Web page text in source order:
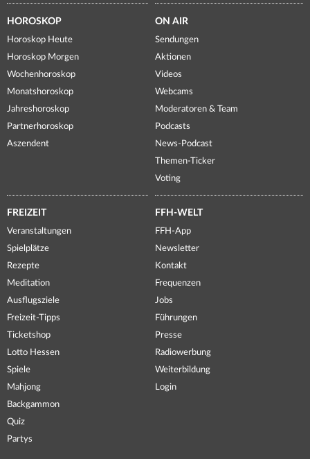
HOROSKOP
Horoskop Heute
Horoskop Morgen
Wochenhoroskop
Monatshoroskop
Jahreshoroskop
Partnerhoroskop
Aszendent
ON AIR
Sendungen
Aktionen
Videos
Webcams
Moderatoren & Team
Podcasts
News-Podcast
Themen-Ticker
Voting
FREIZEIT
Veranstaltungen
Spielplätze
Rezepte
Meditation
Ausflugsziele
Freizeit-Tipps
Ticketshop
Lotto Hessen
Spiele
Mahjong
Backgammon
Quiz
Partys
FFH-WELT
FFH-App
Newsletter
Kontakt
Frequenzen
Jobs
Führungen
Presse
Radiowerbung
Weiterbildung
Login